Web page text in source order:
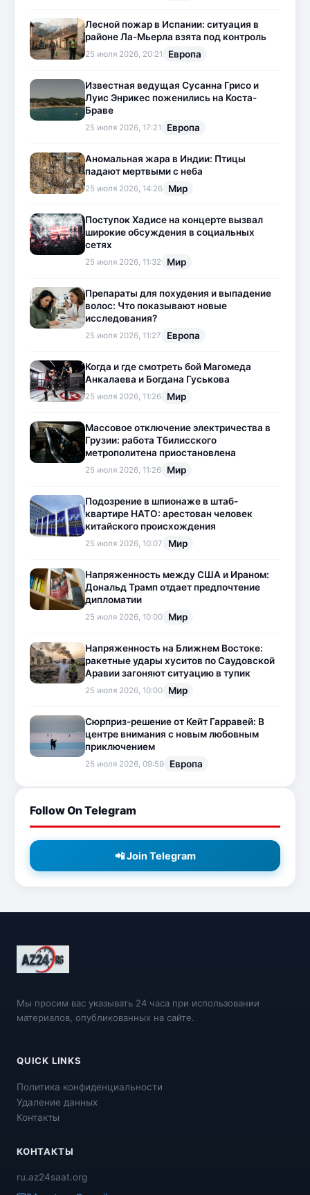
Лесной пожар в Испании: ситуация в
районе Ла-Мьерла взята под контроль
25 июля 2026, 20:21 Европа
Известная ведущая Сусанна Грисо и
Луис Энрикес поженились на Коста-
Браве
25 июля 2026, 17:21 Европа
Аномальная жара в Индии: Птицы
падают мертвыми с неба
25 июля 2026, 14:26 Мир
Поступок Хадисе на концерте вызвал
широкие обсуждения в социальных
сетях
25 июля 2026, 11:32 Мир
Препараты для похудения и выпадение
волос: Что показывают новые
исследования?
25 июля 2026, 11:27 Европа
Когда и где смотреть бой Магомеда
Анкалаева и Богдана Гуськова
25 июля 2026, 11:26 Мир
Массовое отключение электричества в
Грузии: работа Тбилисского
метрополитена приостановлена
25 июля 2026, 11:26 Мир
Подозрение в шпионаже в штаб-
квартире НАТО: арестован человек
китайского происхождения
25 июля 2026, 10:07 Мир
Напряженность между США и Ираном:
Дональд Трамп отдает предпочтение
дипломатии
25 июля 2026, 10:00 Мир
Напряженность на Ближнем Востоке:
ракетные удары хуситов по Саудовской
Аравии загоняют ситуацию в тупик
25 июля 2026, 10:00 Мир
Сюрприз-решение от Кейт Гарравей: В
центре внимания с новым любовным
приключением
25 июля 2026, 09:59 Европа
Follow On Telegram
📲 Join Telegram
Мы просим вас указывать 24 часа при использовании
материалов, опубликованных на сайте.
QUICK LINKS
Политика конфиденциальности
Удаление данных
Контакты
КОНТАКТЫ
ru.az24saat.org